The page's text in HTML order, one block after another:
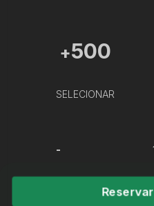
+500
SELECIONAR
-